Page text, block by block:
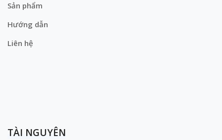
Sản phẩm
Hướng dẫn
Liên hệ
TÀI NGUYÊN